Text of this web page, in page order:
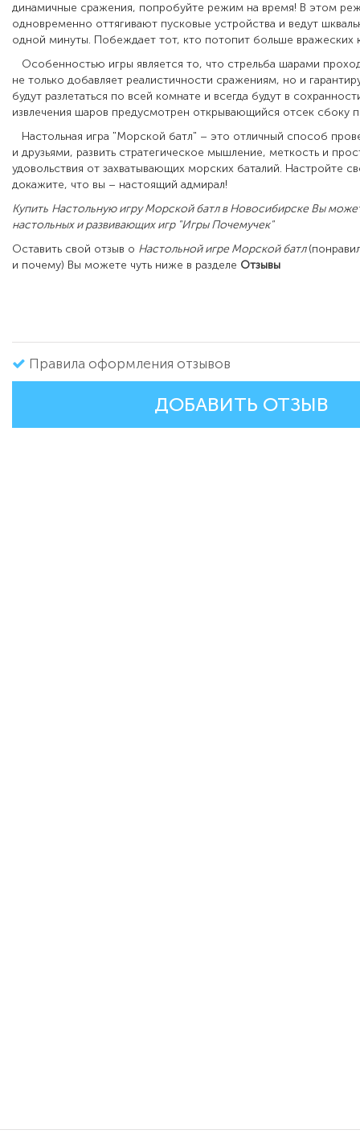
динамичные сражения, попробуйте режим на время! В этом
одновременно оттягивают пусковые устройства и ведут
одной минуты. Побеждает тот, кто потопит больше вражеских
Особенностью игры является то, что стрельба шарами
не только добавляет реалистичности сражениям, но и
будут разлетаться по всей комнате и всегда будут в
извлечения шаров предусмотрен открывающийся отсек сбоку
Настольная игра "Морской батл" – это отличный способ
и друзьями, развить стратегическое мышление, меткость и
удовольствия от захватывающих морских баталий. Настройте
докажите, что вы – настоящий адмирал!
Купить Настольную игру Морской батл в Новосибирске Вы
настольных и развивающих игр "Игры Почемучек"
Оставить свой отзыв о Настольной игре Морской батл
и почему) Вы можете чуть ниже в разделе Отзывы
Правила оформления отзывов
ДОБАВИТЬ ОТЗЫВ